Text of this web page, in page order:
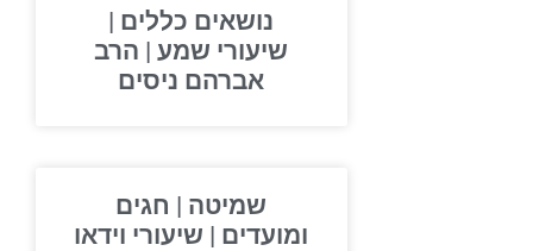
נושאים כללים |
שיעורי שמע | הרב
אברהם ניסים
שמיטה | חגים
ומועדים | שיעורי וידאו